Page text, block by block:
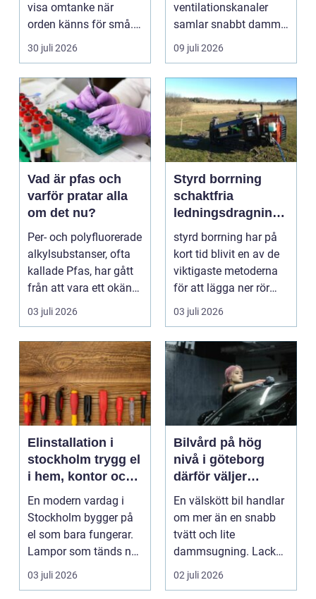
visa omtanke när
orden känns för små.
Ett genomtänkt
bloms...
30 juli 2026
ventilationskanaler
samlar snabbt damm,
smuts och partiklar. I
09 juli 2026
Vad är pfas och
varför pratar alla
om det nu?
Per- och polyfluorerade
alkylsubstanser, ofta
kallade Pfas, har gått
från att vara ett okänt
kemiskt...
03 juli 2026
Styrd borrning
schaktfria
ledningsdragninga
r med hög
precision
styrd borrning har på
kort tid blivit en av de
viktigaste metoderna
för att lägga ner rör
och kablar...
03 juli 2026
Elinstallation i
stockholm trygg el
i hem, kontor och
industri
En modern vardag i
Stockholm bygger på
el som bara fungerar.
Lampor som tänds när
de ska, trygg strö...
03 juli 2026
Bilvård på hög
nivå i göteborg
därför väljer
många ditec
En välskött bil handlar
om mer än en snabb
tvätt och lite
dammsugning. Lacken
slits av vägsalt, grus...
02 juli 2026